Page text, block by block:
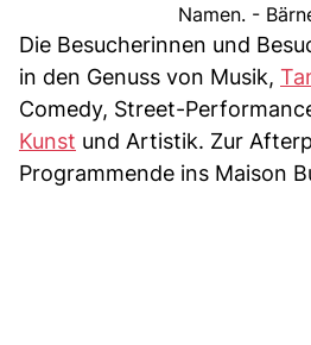
Namen. -
Die Besucherinnen und
in den Genuss von Musik,
Comedy, Street-
Kunst und Artistik. Zur
Programmende ins Maison